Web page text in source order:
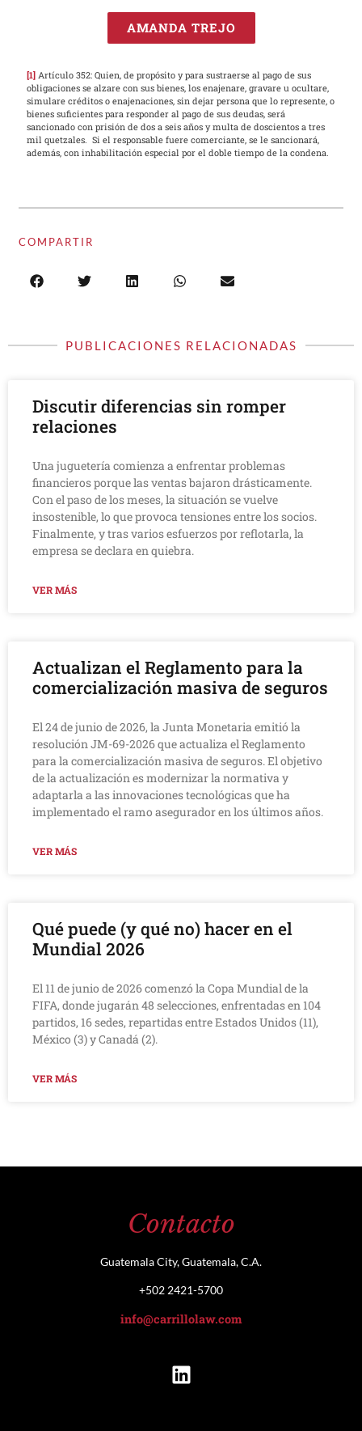
AMANDA TREJO
[1] Artículo 352: Quien, de propósito y para sustraerse al pago de sus
obligaciones se alzare con sus bienes, los enajenare, gravare u ocultare,
simulare créditos o enajenaciones, sin dejar persona que lo represente, o
bienes suficientes para responder al pago de sus deudas, será
sancionado con prisión de dos a seis años y multa de doscientos a tres
mil quetzales. Si el responsable fuere comerciante, se le sancionará,
además, con inhabilitación especial por el doble tiempo de la condena.
COMPARTIR
PUBLICACIONES RELACIONADAS
Discutir diferencias sin romper
relaciones
Una juguetería comienza a enfrentar problemas
financieros porque las ventas bajaron drásticamente.
Con el paso de los meses, la situación se vuelve
insostenible, lo que provoca tensiones entre los socios.
Finalmente, y tras varios esfuerzos por reflotarla, la
empresa se declara en quiebra.
VER MÁS
Actualizan el Reglamento para la
comercialización masiva de seguros
El 24 de junio de 2026, la Junta Monetaria emitió la
resolución JM-69-2026 que actualiza el Reglamento
para la comercialización masiva de seguros. El objetivo
de la actualización es modernizar la normativa y
adaptarla a las innovaciones tecnológicas que ha
implementado el ramo asegurador en los últimos años.
VER MÁS
Qué puede (y qué no) hacer en el
Mundial 2026
El 11 de junio de 2026 comenzó la Copa Mundial de la
FIFA, donde jugarán 48 selecciones, enfrentadas en 104
partidos, 16 sedes, repartidas entre Estados Unidos (11),
México (3) y Canadá (2).
VER MÁS
Contacto
Guatemala City, Guatemala, C.A.
+502 2421-5700
info@carrillolaw.com